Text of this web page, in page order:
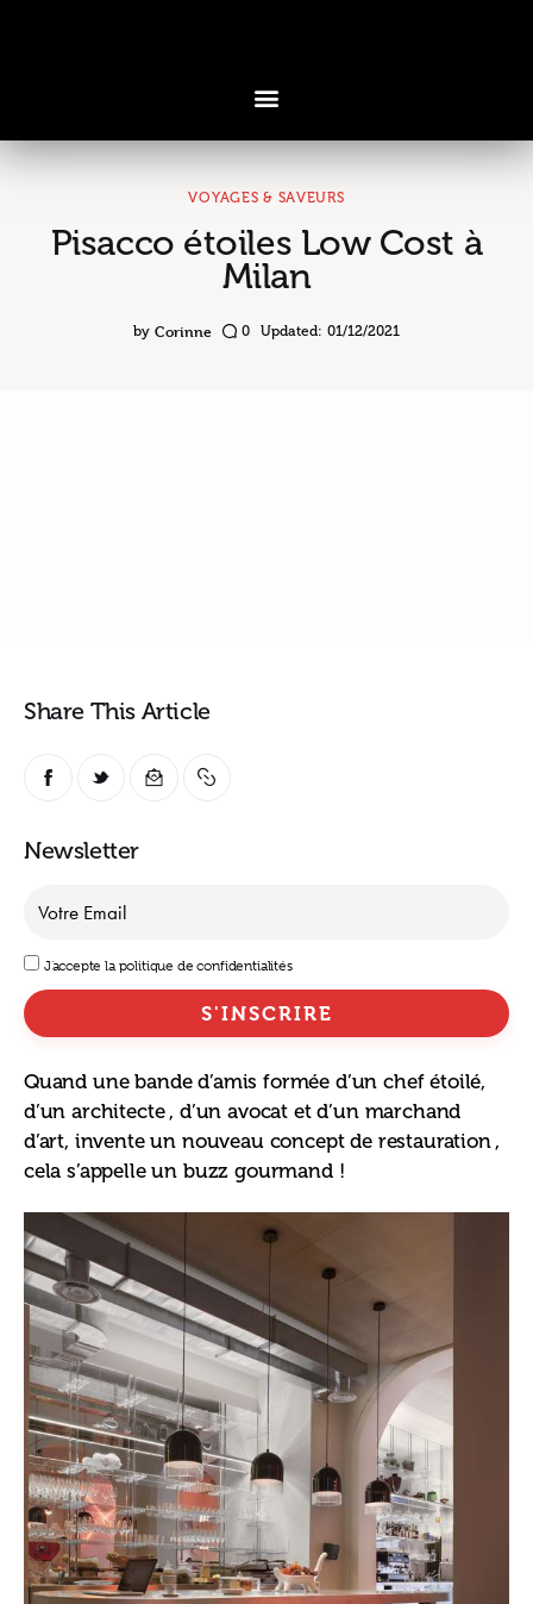
Voyages & Saveurs
VOYAGES & SAVEURS
Pisacco étoiles Low Cost à
Milan
by Corinne 0 Updated: 01/12/2021
Share This Article
Newsletter
J'accepte la politique de confidentialités
Quand une bande d’amis formée d’un chef étoilé,
d’un architecte , d’un avocat et d’un marchand
d’art, invente un nouveau concept de restauration ,
cela s’appelle un buzz gourmand !